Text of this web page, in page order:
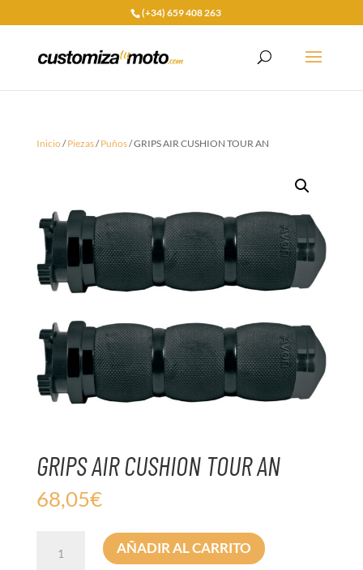
(+34) 659 408 263
Inicio/Piezas/Puños/ GRIPS AIR CUSHION TOUR AN
GRIPS AIR CUSHION TOUR AN
68,05€
AÑADIR AL CARRITO